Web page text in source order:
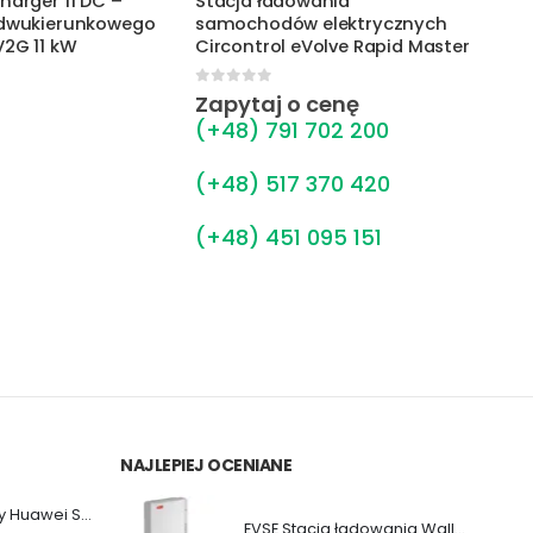
elektrycznych
Rapid Master
Samochodów (11kW|Typ2|RCD
B)
out of 5
Falownik sieciowy Huawei SUN2000-36KTL-M3
NAJLEPIEJ OCENIANE